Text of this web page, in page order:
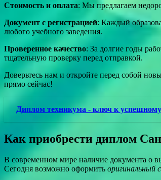
Стоимость и оплата: Мы предлагаем
Документ с регистрацией: Каждый
любого учебного заведения.
Проверенное качество: За долгие годы
тщательную проверку перед отправкой.
Доверьтесь нам и откройте перед собой
прямо сейчас!
Диплом техникума - ключ к
Как приобрести диплом
В современном мире наличие документа о
Сегодня возможно оформить оригинальный